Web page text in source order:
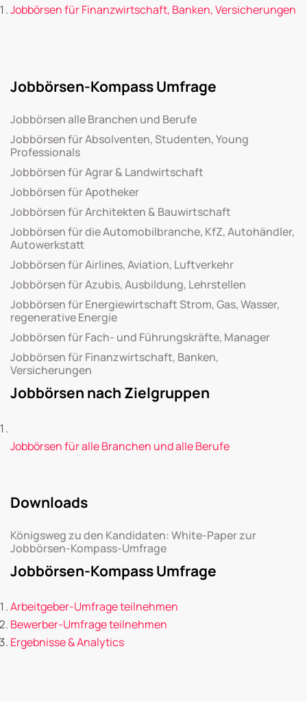
Jobbörsen für Finanzwirtschaft, Banken, Versicherungen
Jobbörsen-Kompass Umfrage
Jobbörsen alle Branchen und Berufe
Jobbörsen für Absolventen, Studenten, Young
Professionals
Jobbörsen für Agrar & Landwirtschaft
Jobbörsen für Apotheker
Jobbörsen für Architekten & Bauwirtschaft
Jobbörsen für die Automobilbranche, KfZ, Autohändler,
Autowerkstatt
Jobbörsen für Airlines, Aviation, Luftverkehr
Jobbörsen für Azubis, Ausbildung, Lehrstellen
Jobbörsen für Energiewirtschaft Strom, Gas, Wasser,
regenerative Energie
Jobbörsen für Fach- und Führungskräfte, Manager
Jobbörsen für Finanzwirtschaft, Banken,
Versicherungen
Jobbörsen nach Zielgruppen
Jobbörsen für alle Branchen und alle Berufe
Downloads
Königsweg zu den Kandidaten: White-Paper zur
Jobbörsen-Kompass-Umfrage
Jobbörsen-Kompass Umfrage
Arbeitgeber-Umfrage teilnehmen
Bewerber-Umfrage teilnehmen
Ergebnisse & Analytics